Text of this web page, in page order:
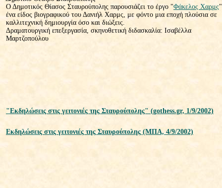
Ο Δημοτικός Θίασος Σταυρούπολης παρουσιάζει το έργο "Φάκελος Χαρμς
ένα είδος βιογραφικού του Δανιήλ Χαρμς, με φόντο μια εποχή πλούσια σε
καλλιτεχνική δημιουργία όσο και διώξεις.
Δραματουργική επεξεργασία, σκηνοθετική διδασκαλία: Ισαβέλλα
Μαρτζοπούλου
"Eκδηλώσεις στις γειτονιές της Σταυρούπολης" (gothess.gr, 1/9/2002)
Eκδηλώσεις στις γειτονιές της Σταυρούπολης (ΜΠΑ, 4/9/2002)